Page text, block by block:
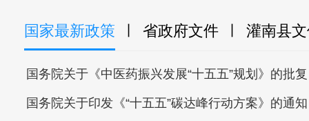
国家最新政策 省政府文件 灌南县
国务院关于《中医药振兴发展“十五五”规划》的批复
国务院关于印发《“十五五”碳达峰行动方案》的通知